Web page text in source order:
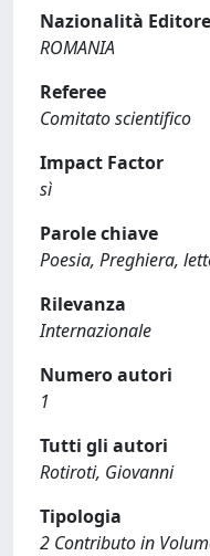
Nazionalità Editore
ROMANIA
Referee
Comitato scientifico
Impact Factor
sì
Parole chiave
Poesia, Preghiera,
Rilevanza
Internazionale
Numero autori
1
Tutti gli autori
Rotiroti, Giovanni
Tipologia
2 Contributo in